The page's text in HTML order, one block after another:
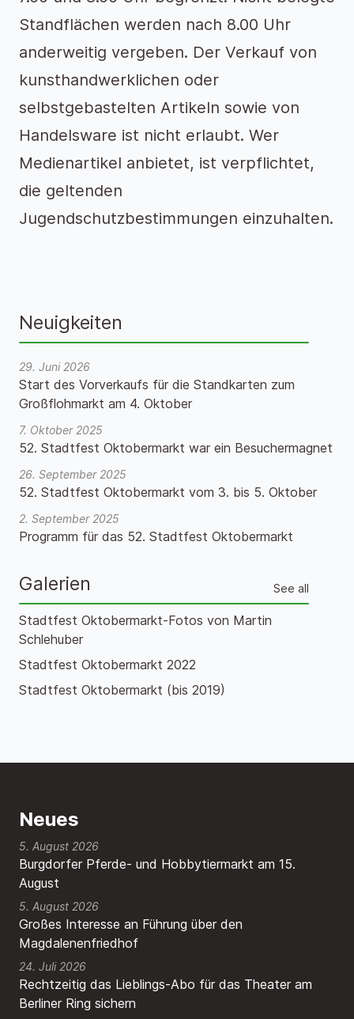
Standflächen werden nach 8.00 Uhr
anderweitig vergeben. Der Verkauf von
kunsthandwerklichen oder
selbstgebastelten Artikeln sowie von
Handelsware ist nicht erlaubt. Wer
Medienartikel anbietet, ist verpflichtet,
die geltenden
Jugendschutzbestimmungen einzuhalten.
Neuigkeiten
29. Juni 2026
Start des Vorverkaufs für die Standkarten zum
Großflohmarkt am 4. Oktober
7. Oktober 2025
52. Stadtfest Oktobermarkt war ein Besuchermagnet
26. September 2025
52. Stadtfest Oktobermarkt vom 3. bis 5. Oktober
2. September 2025
Programm für das 52. Stadtfest Oktobermarkt
Galerien See all
Stadtfest Oktobermarkt-Fotos von Martin
Schlehuber
Stadtfest Oktobermarkt 2022
Stadtfest Oktobermarkt (bis 2019)
Neues
Burgdorfer Pferde- und Hobbytiermarkt am 15.
August
5. August 2026
Großes Interesse an Führung über den
Magdalenenfriedhof
5. August 2026
Rechtzeitig das Lieblings-Abo für das Theater am
Berliner Ring sichern
24. Juli 2026